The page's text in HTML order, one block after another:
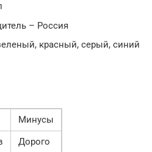
– Россия
красный, серый, синий
Минусы
Дорого